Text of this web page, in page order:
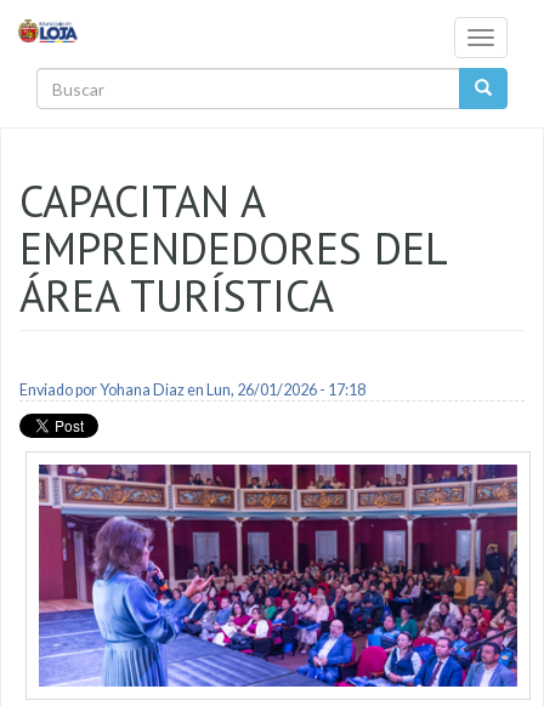
Toggle
CAPACITAN A
EMPRENDEDORES DEL
ÁREA TURÍSTICA
Enviado porYohana Diazen Lun, 26/01/2026 - 17:18